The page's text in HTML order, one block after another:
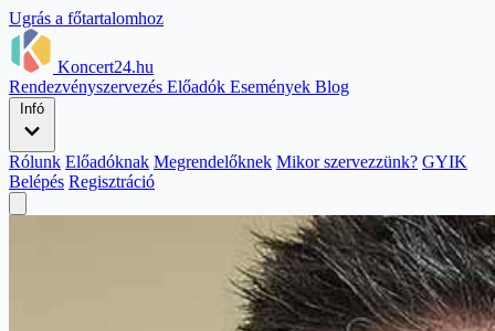
Ugrás a főtartalomhoz
Koncert24.hu
Rendezvényszervezés Előadók Események Blog
Infó
Rólunk Előadóknak Megrendelőknek Mikor szervezzünk? GYIK
Belépés Regisztráció